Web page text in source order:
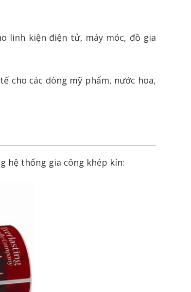
linh kiện điện tử, máy móc, đồ gia
cho các dòng mỹ phẩm, nước hoa,
hệ thống gia công khép kín: